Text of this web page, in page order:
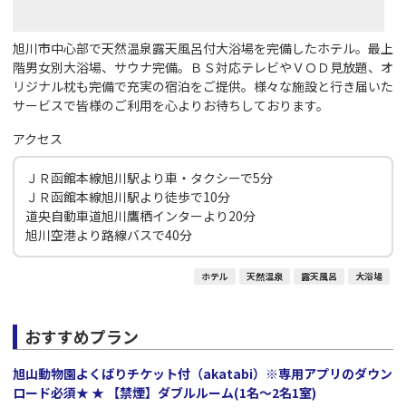
旭川市中心部で天然温泉露天風呂付大浴場を完備したホテル。最上
階男女別大浴場、サウナ完備。ＢＳ対応テレビやＶＯＤ見放題、オ
リジナル枕も完備で充実の宿泊をご提供。様々な施設と行き届いた
サービスで皆様のご利用を心よりお待ちしております。
アクセス
ＪＲ函館本線旭川駅より車・タクシーで5分
ＪＲ函館本線旭川駅より徒歩で10分
道央自動車道旭川鷹栖インターより20分
旭川空港より路線バスで40分
ホテル 天然温泉 露天風呂 大浴場
おすすめプラン
旭山動物園よくばりチケット付（akatabi）※専用アプリのダウン
ロード必須★ ★ 【禁煙】ダブルルーム(1名～2名1室)